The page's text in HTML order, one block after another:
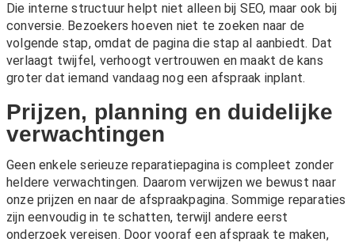
Die interne structuur helpt niet alleen bij SEO, maar ook bij
conversie. Bezoekers hoeven niet te zoeken naar de
volgende stap, omdat de pagina die stap al aanbiedt. Dat
verlaagt twijfel, verhoogt vertrouwen en maakt de kans
groter dat iemand vandaag nog een afspraak inplant.
Prijzen, planning en duidelijke
verwachtingen
Geen enkele serieuze reparatiepagina is compleet zonder
heldere verwachtingen. Daarom verwijzen we bewust naar
onze prijzen en naar de afspraakpagina. Sommige reparaties
zijn eenvoudig in te schatten, terwijl andere eerst
onderzoek vereisen. Door vooraf een afspraak te maken,